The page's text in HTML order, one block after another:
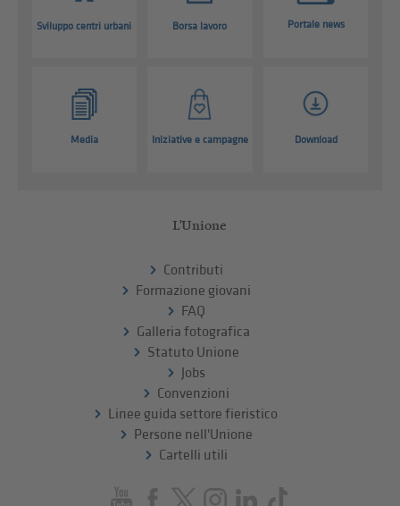
Sviluppo centri urbani Borsa lavoro Portale news
Media Iniziative e campagne Download
L'Unione
Contributi
Formazione giovani
FAQ
Galleria fotografica
Statuto Unione
Jobs
Convenzioni
Linee guida settore fieristico
Persone nell'Unione
Cartelli utili